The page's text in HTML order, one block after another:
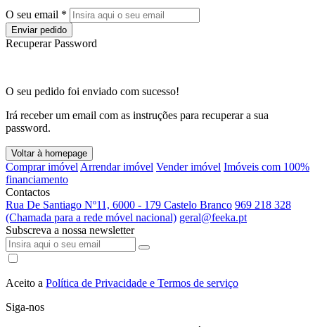
O seu email *
Enviar pedido
Recuperar Password
O seu pedido foi enviado com sucesso!
Irá receber um email com as instruções para recuperar a sua
password.
Voltar à homepage
Comprar imóvel Arrendar imóvel Vender imóvel Imóveis com 100%
financiamento
Contactos
Rua De Santiago Nº11, 6000 - 179 Castelo Branco 969 218 328
(Chamada para a rede móvel nacional) geral@feeka.pt
Subscreva a nossa newsletter
Aceito a Política de Privacidade e Termos de serviço
Siga-nos